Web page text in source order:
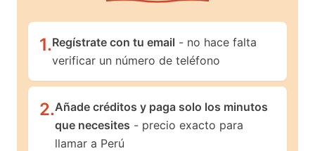
1.Regístrate con tu email - no hace falta
verificar un número de teléfono
2.Añade créditos y paga solo los minutos
que necesites - precio exacto para
llamar a Perú